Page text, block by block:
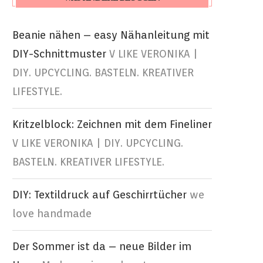
Beanie nähen – easy Nähanleitung mit
DIY-Schnittmuster V LIKE VERONIKA |
DIY. UPCYCLING. BASTELN. KREATIVER
LIFESTYLE.
Kritzelblock: Zeichnen mit dem Fineliner
V LIKE VERONIKA | DIY. UPCYCLING.
BASTELN. KREATIVER LIFESTYLE.
DIY: Textildruck auf Geschirrtücher we
love handmade
Der Sommer ist da – neue Bilder im